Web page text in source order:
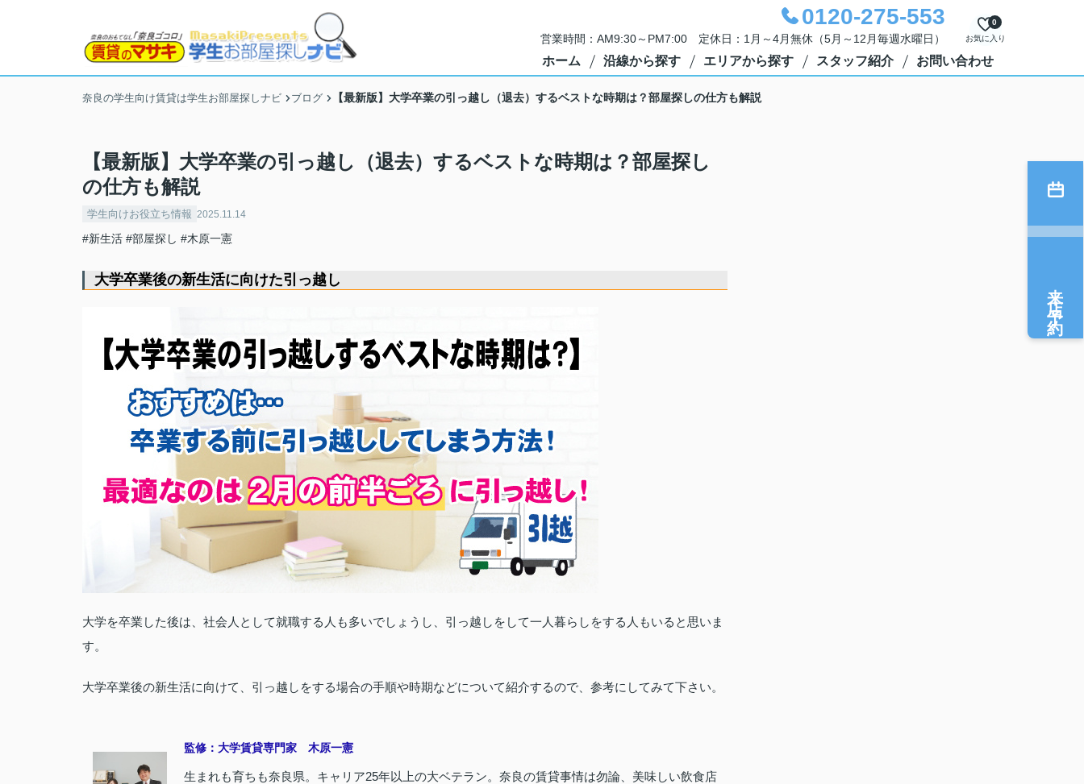
0120-275-553
営業時間：AM9:30～PM7:00 定休日：1月～4月無休（5月～12月毎週水曜日） お気に入り
0
ホーム 沿線から探す エリアから探す スタッフ紹介 お問い合わせ
奈良の学生向け賃貸は学生お部屋探しナビ ブログ 【最新版】大学卒業の引っ越し（退去）するベストな時期は？部屋探しの仕方も解説
【最新版】大学卒業の引っ越し（退去）するベストな時期は？部屋探し
の仕方も解説
学生向けお役立ち情報 2025.11.14
#新生活 #部屋探し #木原一憲
大学卒業後の新生活に向けた引っ越し
大学を卒業した後は、社会人として就職する人も多いでしょうし、引っ越しをして一人暮らしをする人もいると思いま
す。
大学卒業後の新生活に向けて、引っ越しをする場合の手順や時期などについて紹介するので、参考にしてみて下さい。
監修：大学賃貸専門家 木原一憲
生まれも育ちも奈良県。キャリア25年以上の大ベテラン。奈良の賃貸事情は勿論、美味しい飲食店
来店予約